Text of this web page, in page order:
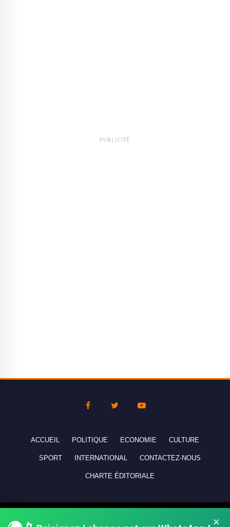
PUBLICITÉ
×
ACCUEIL POLITIQUE ECONOMIE CULTURE
SPORT INTERNATIONAL CONTACTEZ-NOUS
CHARTE ÉDITORIALE